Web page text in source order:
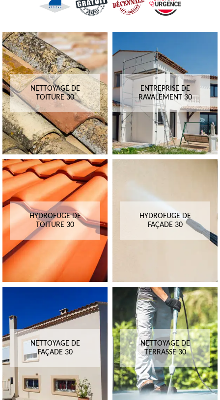
NETTOYAGE DE
TOITURE 30
ENTREPRISE DE
RAVALEMENT 30
HYDROFUGE DE
TOITURE 30
HYDROFUGE DE
FAÇADE 30
NETTOYAGE DE
FAÇADE 30
NETTOYAGE DE
TERRASSE 30